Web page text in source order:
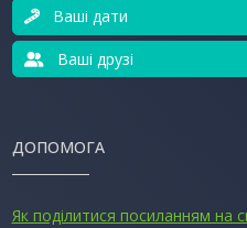
Ваші дати
Ваші друзі
ДОПОМОГА
Як поділитися посиланням на